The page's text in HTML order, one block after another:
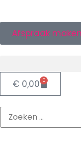
Afspraak
€ 0,00 0